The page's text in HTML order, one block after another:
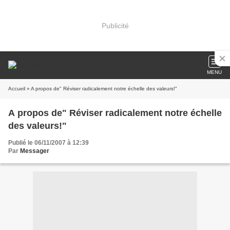
Publicité
MENU
Accueil » A propos de" Réviser radicalement notre échelle des valeurs!"
A propos de" Réviser radicalement notre échelle
des valeurs!"
Publié le 06/11/2007 à 12:39
Par Messager